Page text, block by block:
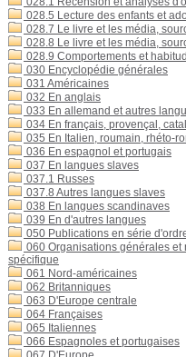
028.5 Lecture des enfants et
028.7 Le livre et les média,
028.8 Le livre et les média,
028.9 Comportements et
030 Encyclopédie générales
031 Américaines
032 En anglais
033 En allemand et autres
034 En français, provençal,
035 En Italien, roumain, rhéto-
036 En espagnol et portugais
037 En langues slaves
037.1 Russes
037.8 Autres langues slaves
038 En langues scandinaves
039 En d'autres langues
050 Publications en série
060 Organisations générales
spécifique
061 Nord-américaines
062 Britanniques
063 D'Europe centrale
064 Françaises
065 Italiennes
066 Espagnoles et portugaises